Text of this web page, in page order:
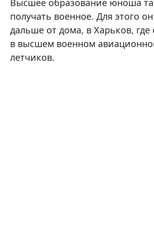
Высшее образование юноша
получать военное. Для этого
дальше от дома, в Харьков, где
в высшем военном
летчиков.